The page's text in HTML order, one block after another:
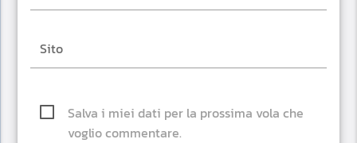
Salva i miei dati per la prossima vola che
voglio commentare.